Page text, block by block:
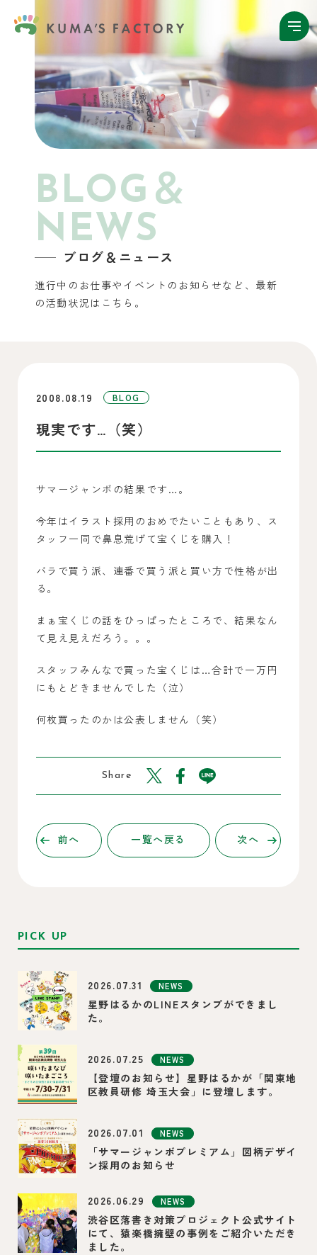
BLOG＆
NEWS
ブログ＆ニュース
進行中のお仕事やイベントのお知らせなど、 最新
の活動状況はこちら。
2008.08.19 BLOG
現実です…（笑）
サマージャンボの結果です…。
今年はイラスト採用のおめでたいこともあり、ス
タッフ一同で鼻息荒げて宝くじを購入！
バラで買う派、連番で買う派と買い方で性格が出
る。
まぁ宝くじの話をひっぱったところで、結果なん
て見え見えだろう。。。
スタッフみんなで買った宝くじは…合計で一万円
にもとどきませんでした（泣）
何枚買ったのかは公表しません（笑）
Share
前へ 一覧へ戻る 次へ
PICK UP
2026.07.31 NEWS
星野はるかのLINEスタンプができまし
た。
2026.07.25 NEWS
【登壇のお知らせ】星野はるかが「関東地
区教員研修 埼玉大会」に登壇します。
2026.07.01 NEWS
「サマージャンボプレミアム」図柄デザイ
ン採用のお知らせ
2026.06.29 NEWS
渋谷区落書き対策プロジェクト公式サイト
にて、猿楽橋擁壁の事例をご紹介いただき
ました。